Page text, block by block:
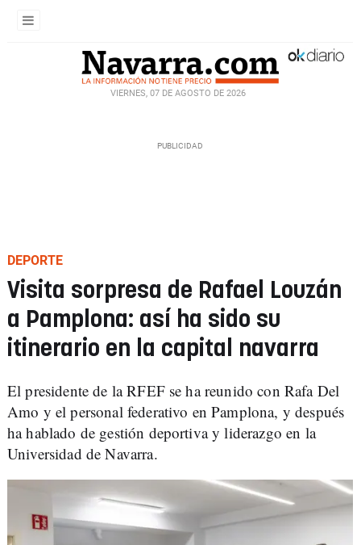
VIERNES, 07 DE AGOSTO DE 2026
DEPORTE
Visita sorpresa de Rafael Louzán
a Pamplona: así ha sido su
itinerario en la capital navarra
El presidente de la RFEF se ha reunido con Rafa Del
Amo y el personal federativo en Pamplona, y después
ha hablado de gestión deportiva y liderazgo en la
Universidad de Navarra.